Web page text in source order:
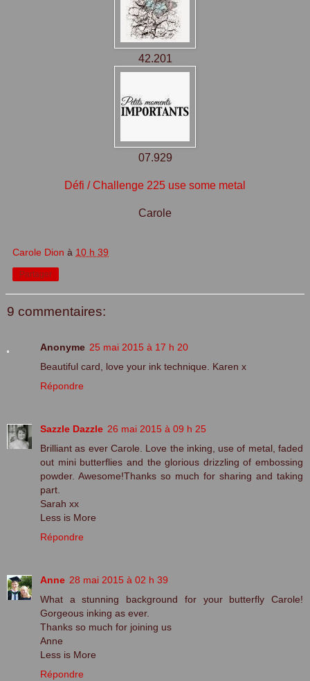
42.201
07.929
Défi / Challenge 225 use some metal
Carole
Carole Dion à 10 h 39
Partager
9 commentaires:
Anonyme 25 mai 2015 à 17 h 20
Beautiful card, love your ink technique. Karen x
Répondre
Sazzle Dazzle 26 mai 2015 à 09 h 25
Brilliant as ever Carole. Love the inking, use of metal, faded
out mini butterflies and the glorious drizzling of embossing
powder. Awesome!Thanks so much for sharing and taking
part.
Sarah xx
Less is More
Répondre
Anne 28 mai 2015 à 02 h 39
What a stunning background for your butterfly Carole!
Gorgeous inking as ever.
Thanks so much for joining us
Anne
Less is More
Répondre